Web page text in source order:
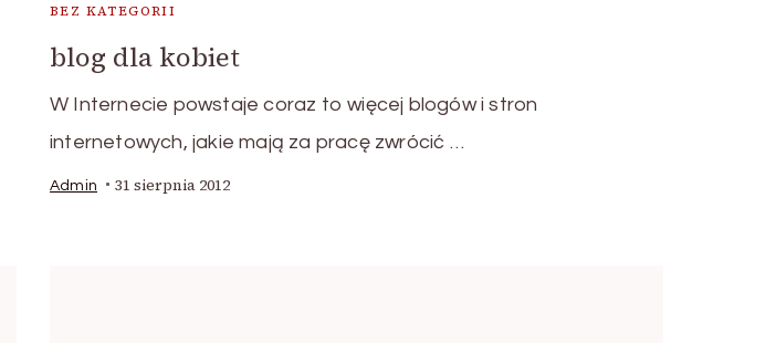
BEZ KATEGORII
blog dla kobiet
W Internecie powstaje coraz to więcej blogów i stron
internetowych, jakie mają za pracę zwrócić …
Admin 31 sierpnia 2012